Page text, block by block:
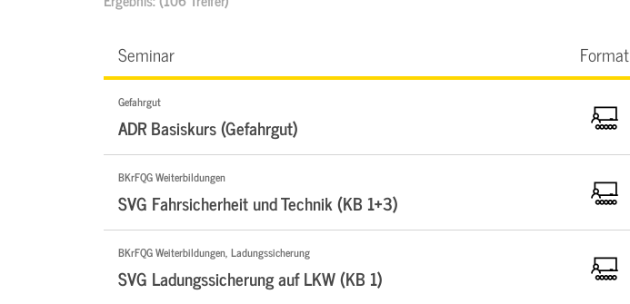
Seminar Format
Gefahrgut
ADR Basiskurs (Gefahrgut)
BKrFQG Weiterbildungen
SVG Fahrsicherheit und Technik (KB 1+3)
BKrFQG Weiterbildungen, Ladungssicherung
SVG Ladungssicherung auf LKW (KB 1)